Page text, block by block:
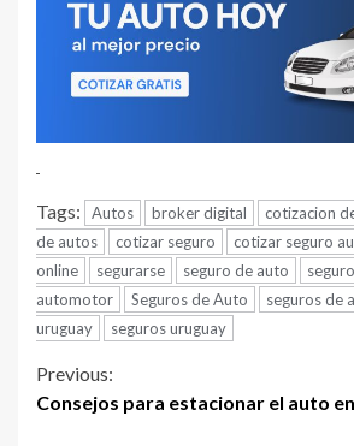
Tags: Autos broker digital cotizacion
de autos
cotizar seguro cotizar seguro
online
segurarse seguro de auto
automotor
Seguros de Auto seguros de
uruguay
seguros uruguay
Continue
Previous:
Consejos para estacionar el auto